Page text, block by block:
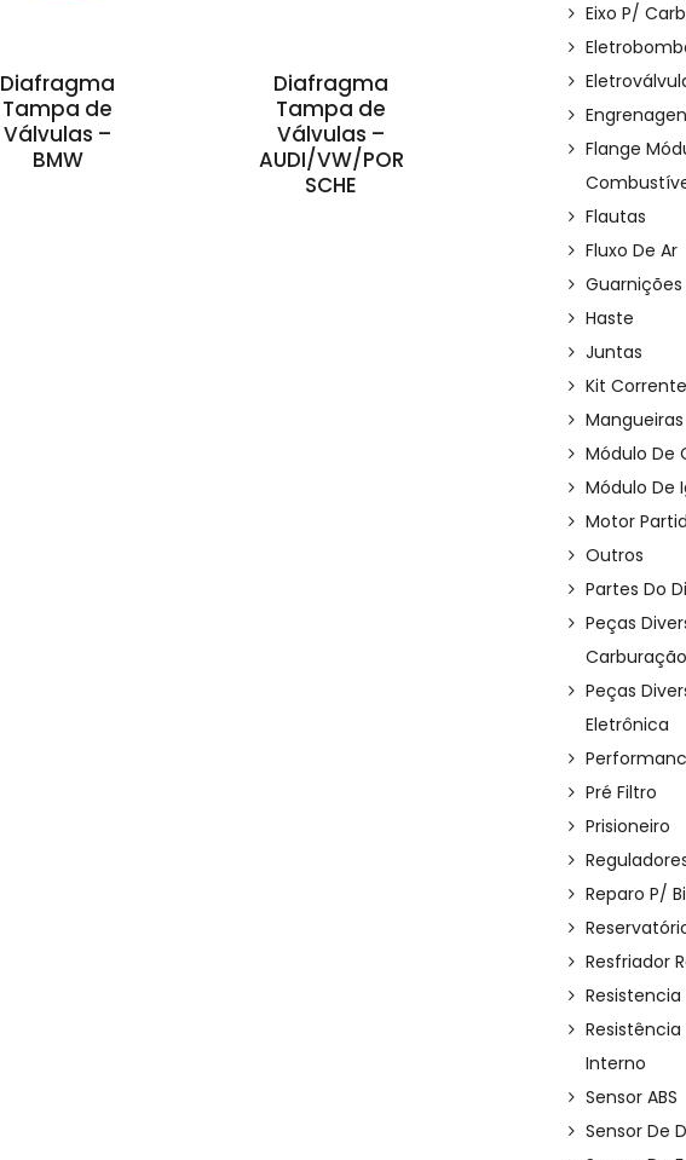
Diafragma
Tampa de
Válvulas –
BMW
Diafragma
Tampa de
Válvulas –
AUDI/VW/POR
SCHE
Eixo P/
Flange
Flautas
Fluxo De Ar
Guarnições
Haste
Juntas
Kit
Mangueiras
Módulo De
Módulo De
Motor
Outros
Partes Do
Peças
Carburação
Peças
Eletrônica
Pré Filtro
Prisioneiro
Reparo P/
Resfriador
Resistencia
Interno
Sensor ABS
Sensor De